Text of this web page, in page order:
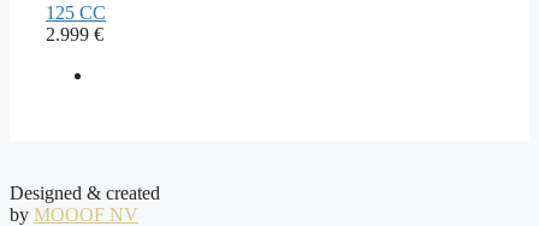
125 CC
2.999 €
Designed & created
by MOOOF NV